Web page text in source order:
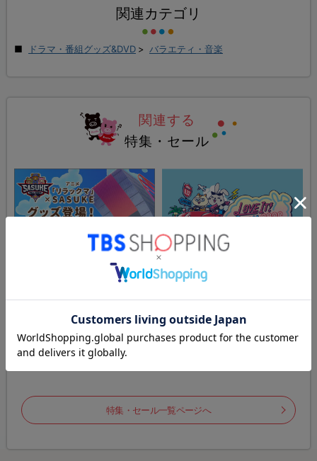
関連カテゴリ
ドラマ・番組グッズ&DVD > バラエティ・音楽
関連する
特集・セール
特集
アニメ「リラックマ」×SASUKE
特集
ラヴィット！ロック2026
特集・セール一覧ページへ